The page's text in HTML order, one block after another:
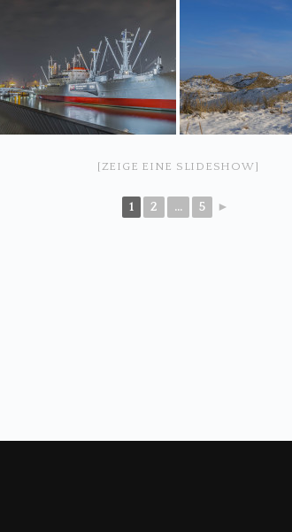
[ZEIGE EINE SLIDESHOW]
1 2 ... 5 ►